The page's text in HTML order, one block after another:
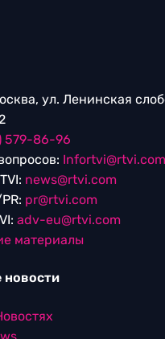
ул. Ленинская
579-86-96
Infortvi@rtvi.com
news@rtvi.com
pr@rtvi.com
adv-eu@rtvi.com
материалы